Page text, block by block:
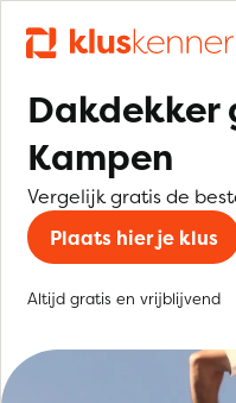
Dakdekker
Kampen
Vergelijk gratis de
Plaats hier je klus
Altijd gratis en vrijblijvend